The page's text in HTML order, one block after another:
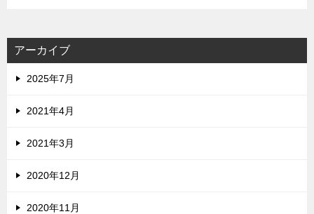
アーカイブ
2025年7月
2021年4月
2021年3月
2020年12月
2020年11月